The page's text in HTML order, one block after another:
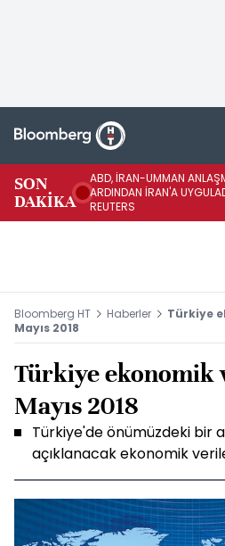
SON
DAKİKA
ABD, İRAN-UMMAN
ARDINDAN İRAN'A
REUTERS
Bloomberg HT Haberler
Türkiye
Mayıs 2018
Türkiye ekonomik
Mayıs 2018
Türkiye'de önümüzdeki bir
açıklanacak ekonomik